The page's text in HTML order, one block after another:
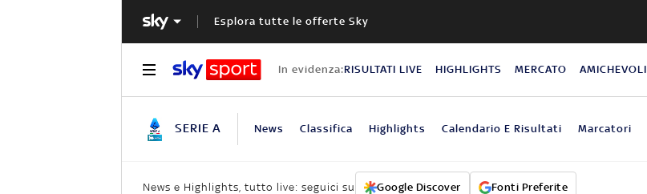
Esplora tutte le offerte Sky
In evidenza:RISULTATI LIVE HIGHLIGHTS MERCATO AMICHEVOLI
SERIE A News Classifica Highlights Calendario E Risultati Marcatori
News e Highlights, tutto live: seguici su Google Discover Fonti Preferite